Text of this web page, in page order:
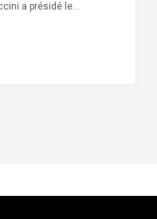
a présidé le…